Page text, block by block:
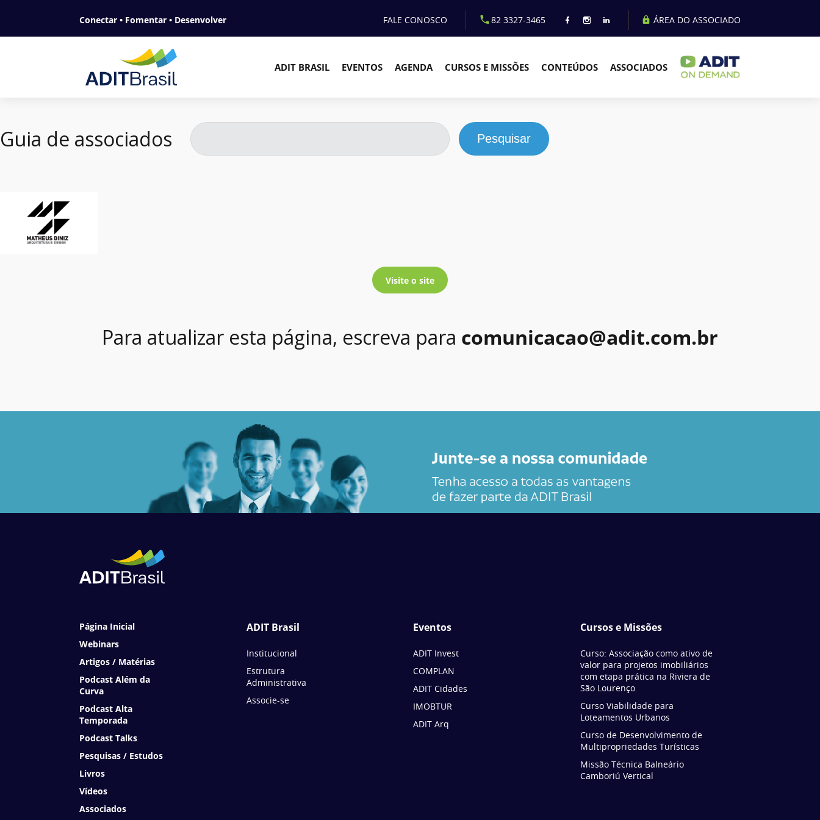
Conectar • Fomentar • Desenvolver FALE CONOSCO 82 3327-3465 ÁREA DO ASSOCIADO
ADIT BRASIL EVENTOS AGENDA CURSOS E MISSÕES CONTEÚDOS ASSOCIADOS
Guia de associados Pesquisar
Visite o site
Para atualizar esta página, escreva para comunicacao@adit.com.br
Página Inicial
Webinars
Artigos / Matérias
Podcast Além da
Curva
Podcast Alta
Temporada
Podcast Talks
Pesquisas / Estudos
Livros
Vídeos
Associados
ADIT Brasil
Institucional
Estrutura
Administrativa
Associe-se
Eventos
ADIT Invest
COMPLAN
ADIT Cidades
IMOBTUR
ADIT Arq
Cursos e Missões
Curso: Associação como ativo de
valor para projetos imobiliários
com etapa prática na Riviera de
São Lourenço
Curso Viabilidade para
Loteamentos Urbanos
Curso de Desenvolvimento de
Multipropriedades Turísticas
Missão Técnica Balneário
Camboriú Vertical